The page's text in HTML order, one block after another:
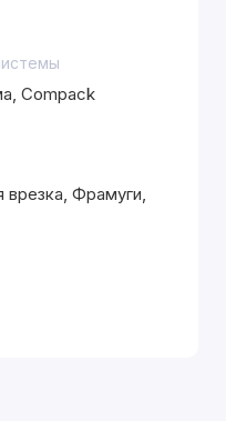
Compack
Фрамуги,